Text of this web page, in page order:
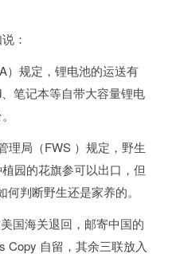
：
）规定，锂电池的运送有
笔记本等自带大容量锂电
理局（FWS ）规定，野生
园的花旗参可以出口，但
判断野生还是家养的。
国海关退回，邮寄中国的
Copy 自留，其余三联放入